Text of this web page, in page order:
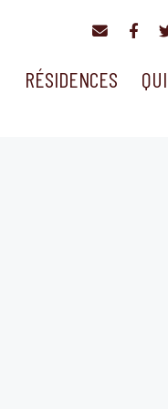
RÉSIDENCES